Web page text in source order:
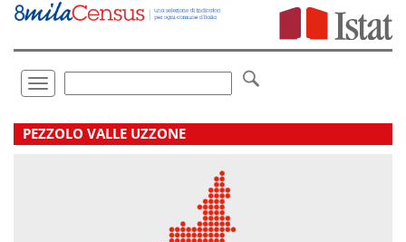
Vai
direttamente
Toggle
navigation
.
PEZZOLO VALLE UZZONE